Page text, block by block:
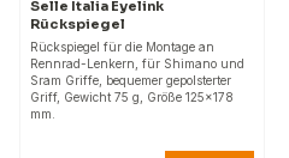
Selle Italia Eyelink
Rückspiegel
Rückspiegel für die Montage an
Rennrad-Lenkern, für Shimano und
Sram Griffe, bequemer gepolsterter
Griff, Gewicht 75 g, Größe 125×178
mm.